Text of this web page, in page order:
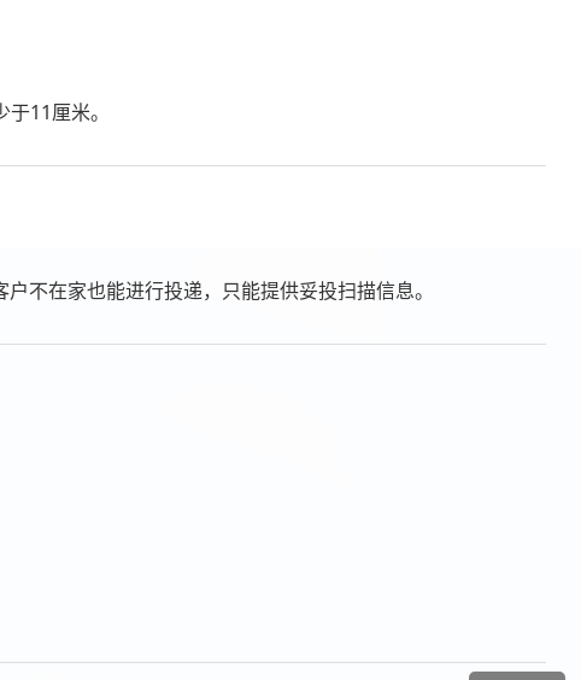
11厘米。
不在家也能进行投递，只能提供妥投扫描信息。